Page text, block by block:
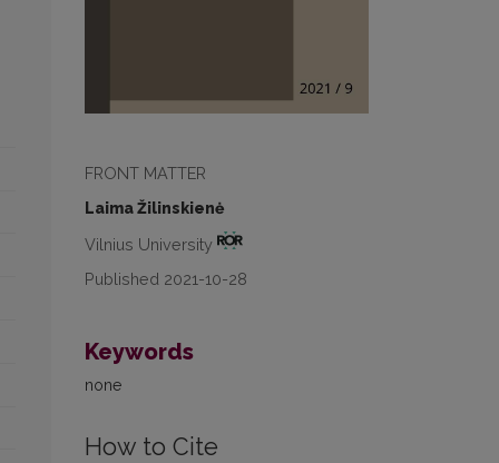
FRONT MATTER
Laima Žilinskienė
Vilnius University
Published 2021-10-28
Keywords
none
How to Cite